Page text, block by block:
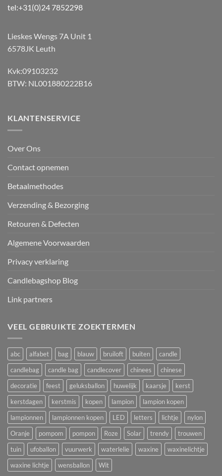
tel:+31(0)24 7852298
Lieskes Wengs 7A Unit 1
6578JK Leuth
Kvk:09103232
BTW: NL001880222B16
KLANTENSERVICE
Over Ons
Contact opnemen
Betaalmethodes
Verzending & Bezorging
Retouren & Defecten
Algemene Voorwaarden
Privacy verklaring
Candlebagshop Blog
Link partners
VEEL GEBRUIKTE ZOEKTERMEN
abc alfabet bag blauw bruiloft buiten
candle
candlebag
candle bag candlecover chinees
chinese
decoratie
feest geluksballon huwelijk kaarsje
kerst
kerstdagen
kerstmis kopen lampion
lampion kopen
lampionnen
lampionnen kopen LED letters lichtje
nylon
Oranje
pompom pompon Roze Solar trendy
trouwen
tuin
ufoballon vuurwerk waterlelie waxine
waxinelichtje
waxine lichtje
wensballon Wit